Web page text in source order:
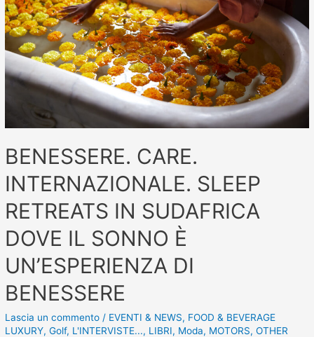
BENESSERE. CARE.
INTERNAZIONALE. SLEEP
RETREATS IN SUDAFRICA
DOVE IL SONNO È
UN’ESPERIENZA DI
BENESSERE
Lascia un commento / EVENTI & NEWS, FOOD & BEVERAGE
LUXURY,Golf, L'INTERVISTE..., LIBRI, Moda, MOTORS,OTHER